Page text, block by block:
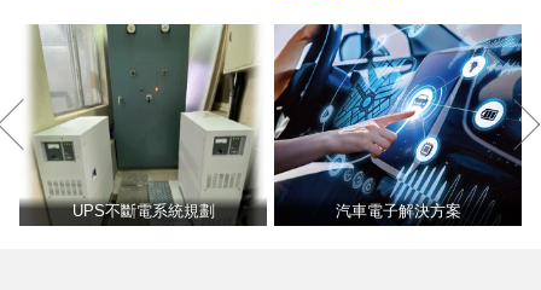
UPS不斷電系統規劃 汽車電子解決方案